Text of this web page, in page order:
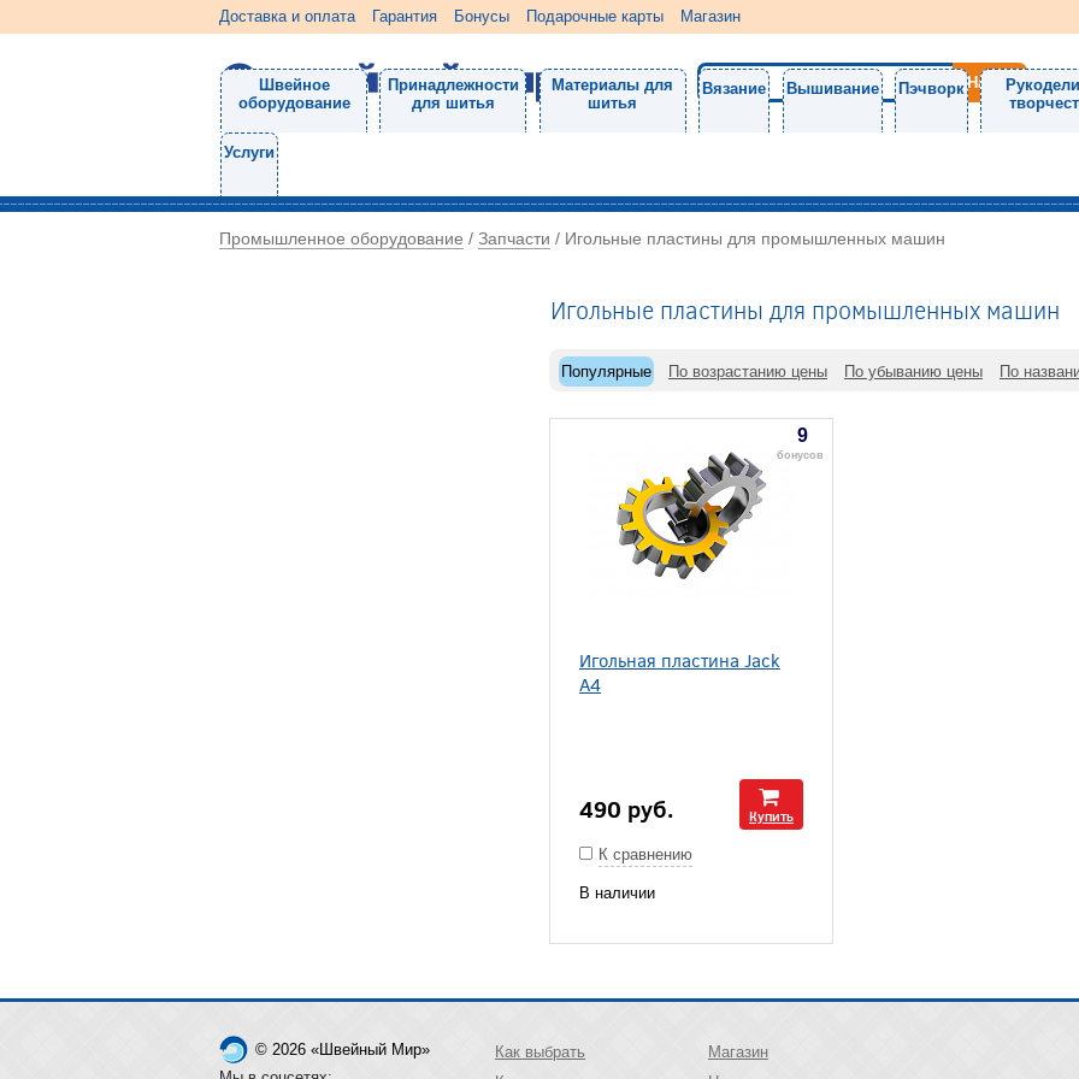
Доставка и оплата Гарантия Бонусы Подарочные карты Магазин
Швейное
оборудование
Принадлежности
для шитья
Материалы для
шитья
Вязание Вышивание Пэчворк
Услуги
Промышленное оборудование / Запчасти / Игольные пластины для промышленных машин
Игольные пластины для промышленных машин
Популярные По возрастанию цены По убыванию цены По
9
бонусов
Игольная пластина Jack
A4
490 руб. Купить
К сравнению
В наличии
© 2026 «Швейный Мир»
Как выбрать
Магазин